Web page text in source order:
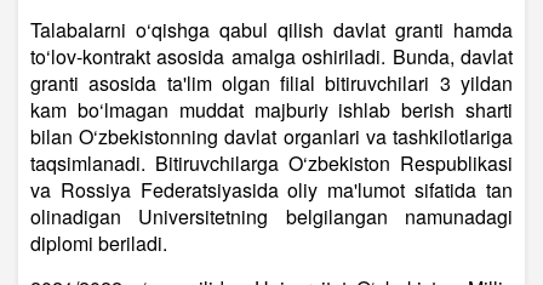
Talabalarni o‘qishga qabul qilish davlat granti hamda
to‘lov-kontrakt asosida amalga oshiriladi. Bunda, davlat
granti asosida ta'lim olgan filial bitiruvchilari 3 yildan
kam bo‘lmagan muddat majburiy ishlab berish sharti
bilan O‘zbekistonning davlat organlari va tashkilotlariga
taqsimlanadi. Bitiruvchilarga O‘zbekiston Respublikasi
va Rossiya Federatsiyasida oliy ma'lumot sifatida tan
olinadigan Universitetning belgilangan namunadagi
diplomi beriladi.